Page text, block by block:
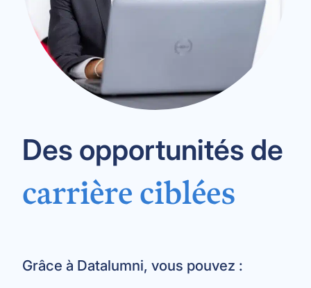
Des opportunités de
carrière ciblées
Grâce à Datalumni, vous pouvez :